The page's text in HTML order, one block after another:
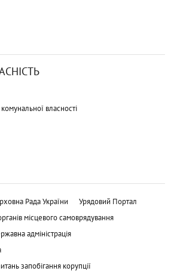
власності
Рада України
Урядовий Портал
місцевого самоврядування
адміністрація
запобігання корупції